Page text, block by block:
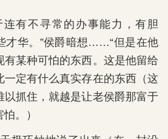
连有不寻常的办事能力，有胆
才华。”侯爵暗想……“但是在他
有某种可怕的东西。这是他留给
一定有什么真实存在的东西（这
以抓住，就越是让老侯爵那富于
。）